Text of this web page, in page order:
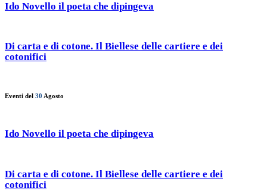
Ido Novello il poeta che dipingeva
Di carta e di cotone. Il Biellese delle cartiere e dei
cotonifici
Eventi del 30 Agosto
Ido Novello il poeta che dipingeva
Di carta e di cotone. Il Biellese delle cartiere e dei
cotonifici